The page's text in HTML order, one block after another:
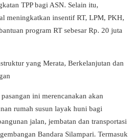
TPP bagi ASN. Selain itu,
meningkatkan insentif RT, LPM, PKH,
program RT sebesar Rp. 20 juta
yang Merata, Berkelanjutan dan
ini merencanakan akan
rumah susun layak huni bagi
jalan, jembatan dan transportasi
Bandara Silampari. Termasuk